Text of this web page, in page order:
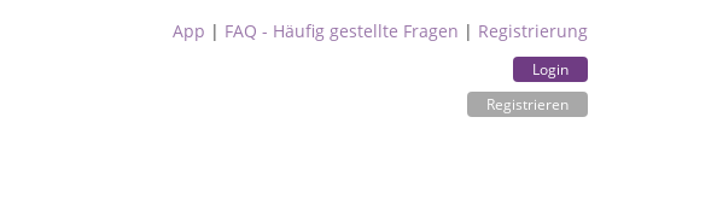
App | FAQ - Häufig gestellte Fragen | Registrierung
Login
Registrieren